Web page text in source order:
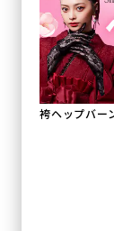
袴ヘップバー